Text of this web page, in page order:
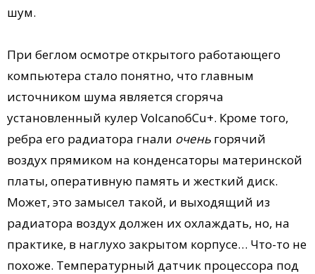
шум.
При беглом осмотре открытого работающего
компьютера стало понятно, что главным
источником шума является сгоряча
установленный кулер Volcano6Cu+. Кроме того,
ребра его радиатора гнали очень горячий
воздух прямиком на конденсаторы материнской
платы, оперативную память и жесткий диск.
Может, это замысел такой, и выходящий из
радиатора воздух должен их охлаждать, но, на
практике, в наглухо закрытом корпусе… Что-то не
похоже. Температурный датчик процессора под